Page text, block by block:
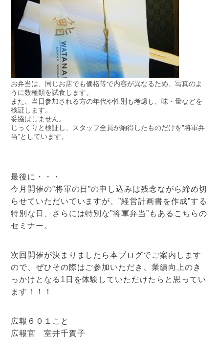
お弁当は、同じお店でも価格等で内容が異なるため、写真のよ
うに数種類を試食します。
また、当 日参加される方の年代や性別も考慮し、味・量などを
検証します。
妥協はしません。
じっくりと検証し、スタッフ全員が納得したものだけを”将軍弁
当”としています。
最後に・・・
今月開催の”将軍の日”の申し込みは残念ながら締め切
らせていただいていますが、”経営計画書を作成”する
特別な日、さらには特別な”将軍弁当”もあるこちらの
セミナー。
次回開催が決まりましたら本ブログでご案内します
ので、ぜひその際はご参加いただき、業績向上のき
っかけとなる1日を体験していただけたらと思ってい
ます！！！
広報６０１こと
広報官 室井千賀子